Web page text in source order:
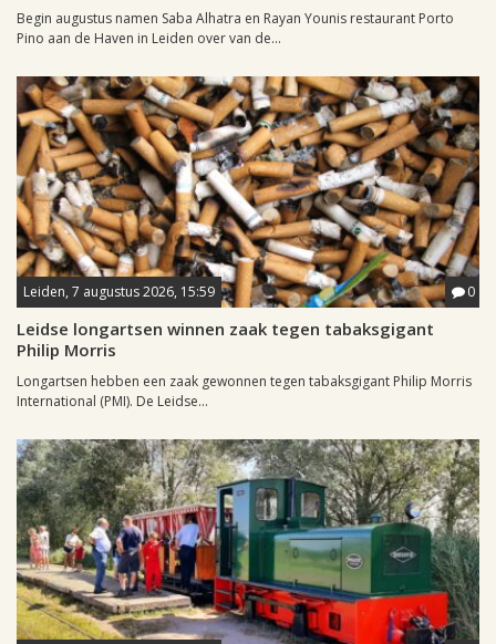
Begin augustus namen Saba Alhatra en Rayan Younis restaurant Porto
Pino aan de Haven in Leiden over van de...
Leiden, 7 augustus 2026, 15:59 0
Leidse longartsen winnen zaak tegen tabaksgigant
Philip Morris
Longartsen hebben een zaak gewonnen tegen tabaksgigant Philip Morris
International (PMI). De Leidse...